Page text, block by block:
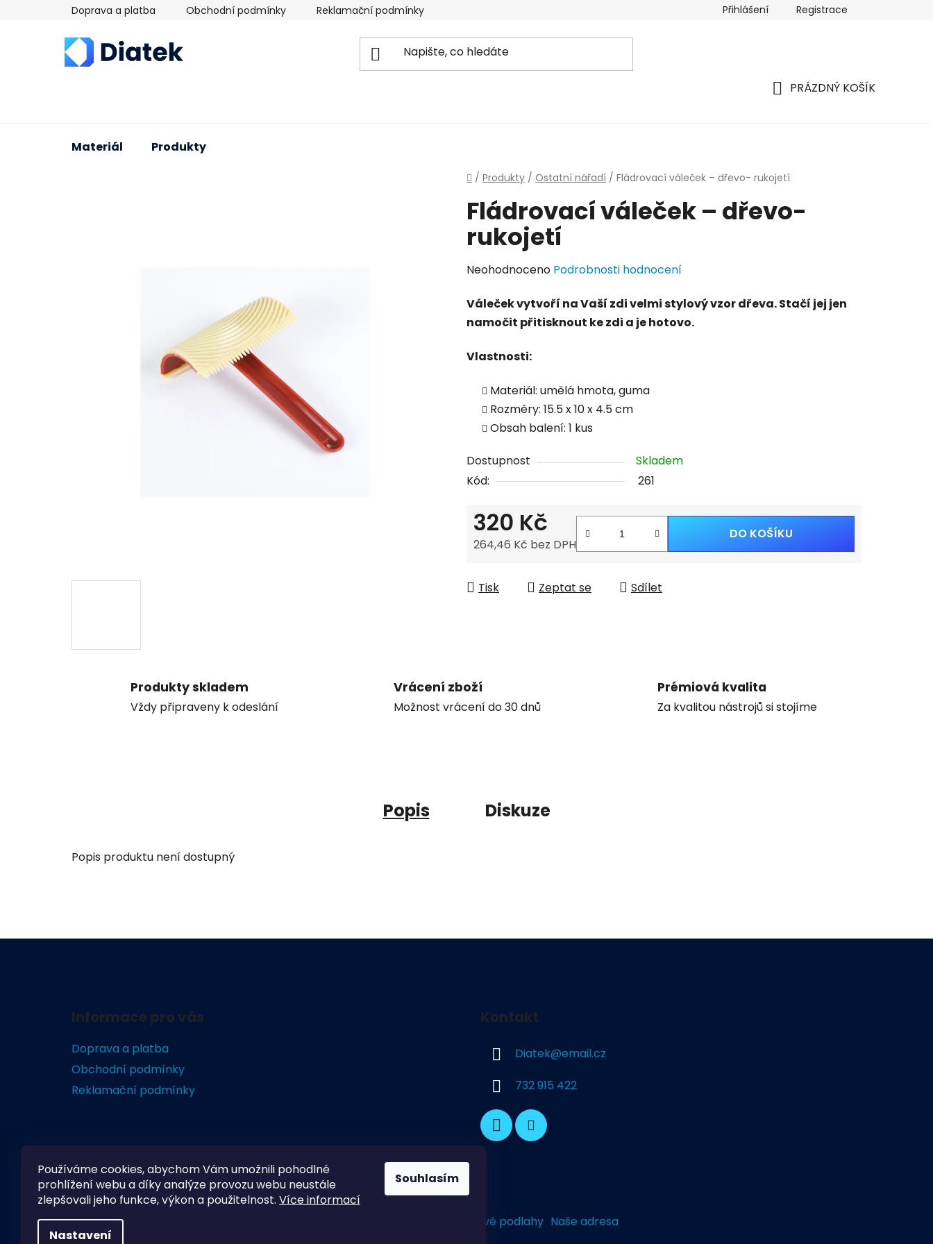
Používáme cookies, abychom Vám umožnili pohodlné
prohlížení webu a díky analýze provozu webu neustále
zlepšovali jeho funkce, výkon a použitelnost. Více informací
Nastavení
Souhlasím
Doprava a platba Obchodní podmínky Reklamační podmínky Přihlášení Registrace
PRÁZDNÝ KOŠÍK
Materiál Produkty
Domů
/ Produkty / Ostatní nářadí / Fládrovací váleček – dřevo- rukojetí
Fládrovací váleček – dřevo-
rukojetí
Průměrné
produktu
je
z
Neohodnoceno Podrobnosti hodnocení
Váleček vytvoří na Vaší zdi velmi stylový vzor dřeva. Stačí jej jen
namočit přitisknout ke zdi a je hotovo.
Vlastnosti:
Materiál: umělá hmota, guma
Rozměry: 15.5 x 10 x 4.5 cm
Obsah balení: 1 kus
Dostupnost
Skladem
Kód:
261
320 Kč
264,46 Kč bez DPH
DO KOŠÍKU
Tisk Zeptat se Sdílet
Produkty skladem
Vždy připraveny k odeslání
Vrácení zboží
Možnost vrácení do 30 dnů
Prémiová kvalita
Za kvalitou nástrojů si stojíme
Popis Diskuze
Popis produktu není dostupný
Informace pro vás
Doprava a platba
Obchodní podmínky
Reklamační podmínky
Kontakt
Diatek@email.cz
732 915 422
Průmyslové podlahy Naše adresa